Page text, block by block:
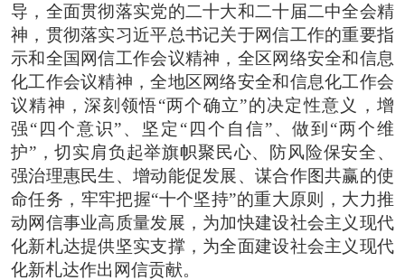
导，全面贯彻落实党的二十大和二十届二中全会精
神，贯彻落实习近平总书记关于网信工作的重要指
示和全国网信工作会议精神，全区网络安全和信息
化工作会议精神，全地区网络安全和信息化工作会
议精神，深刻领悟“两个确立”的决定性意义，增
强“四个意识”、坚定“四个自信”、做到“两个维
护”，切实肩负起举旗帜聚民心、防风险保安全、
强治理惠民生、增动能促发展、谋合作图共赢的使
命任务，牢牢把握“十个坚持”的重大原则，大力推
动网信事业高质量发展，为加快建设社会主义现代
化新札达提供坚实支撑，为全面建设社会主义现代
化新札达作出网信贡献。